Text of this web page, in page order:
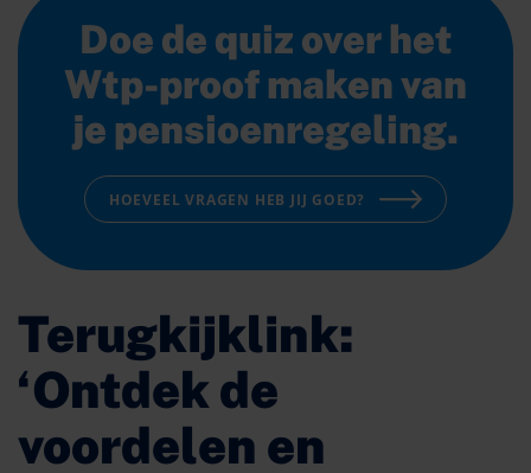
Doe de quiz over het
Wtp-proof maken van
je pensioenregeling.
HOEVEEL VRAGEN HEB JIJ GOED?
Terugkijklink:
‘Ontdek de
voordelen en